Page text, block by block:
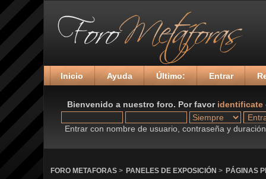
Inicio Ayuda Último: Entrar
Bienvenido a nuestro foro. Por favor identificate
Entrar con nombre de usuario, contraseña y
FORO METAFORAS> PANELES DE EXPOSICIÓN > PÁGINAS